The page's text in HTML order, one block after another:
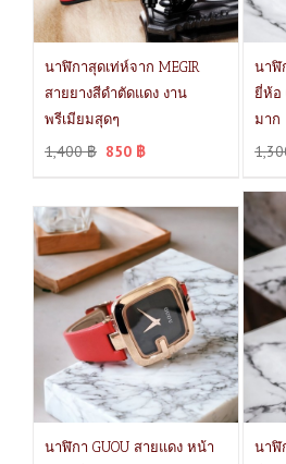
นาฬิกาสุดเท่ห์จาก MEGIR
สายยางสีดำตัดแดง งาน
พรีเมียมสุดๆ
1,400฿ 850 ฿
นาฬิ
ยี่ห้อ
มาก
นาฬิกา GUOU สายแดง หน้า
นาฬิ